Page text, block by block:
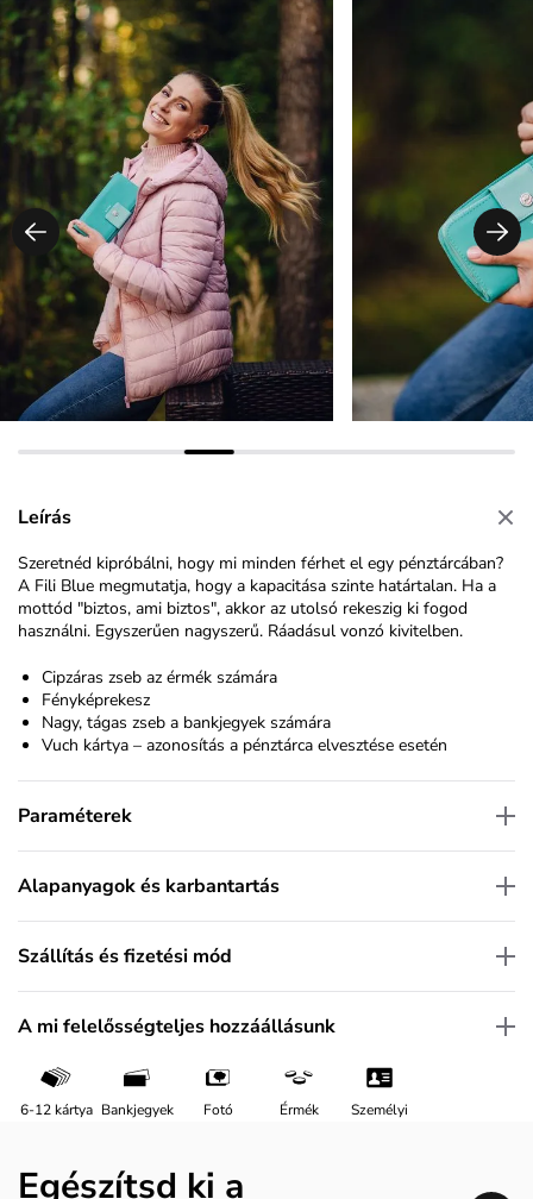
Leírás
Szeretnéd kipróbálni, hogy mi minden férhet el egy pénztárcában?
A Fili Blue megmutatja, hogy a kapacitása szinte határtalan. Ha a
mottód "biztos, ami biztos", akkor az utolsó rekeszig ki fogod
használni. Egyszerűen nagyszerű. Ráadásul vonzó kivitelben.
Cipzáras zseb az érmék számára
Fényképrekesz
Nagy, tágas zseb a bankjegyek számára
Vuch kártya – azonosítás a pénztárca elvesztése esetén
Paraméterek
Alapanyagok és karbantartás
Szállítás és fizetési mód
A mi felelősségteljes hozzáállásunk
6-12 kártya Bankjegyek Fotó Érmék Személyi
Egészítsd ki a